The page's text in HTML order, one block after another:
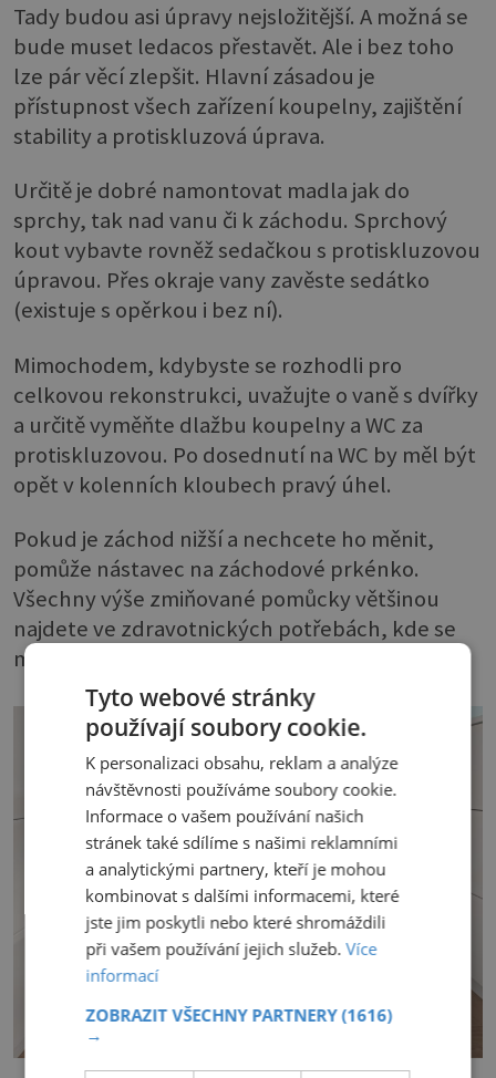
Tady budou asi úpravy nejsložitější. A možná se
bude muset ledacos přestavět. Ale i bez toho
lze pár věcí zlepšit. Hlavní zásadou je
přístupnost všech zařízení koupelny, zajištění
stability a protiskluzová úprava.
Určitě je dobré namontovat madla jak do
sprchy, tak nad vanu či k záchodu. Sprchový
kout vybavte rovněž sedačkou s protiskluzovou
úpravou. Přes okraje vany zavěste sedátko
(existuje s opěrkou i bez ní).
Mimochodem, kdybyste se rozhodli pro
celkovou rekonstrukci, uvažujte o vaně s dvířky
a určitě vyměňte dlažbu koupelny a WC za
protiskluzovou. Po dosednutí na WC by měl být
opět v kolenních kloubech pravý úhel.
Pokud je záchod nižší a nechcete ho měnit,
pomůže nástavec na záchodové prkénko.
Všechny výše zmiňované pomůcky většinou
najdete ve zdravotnických potřebách, kde se
můžete i poradit.
Tyto webové stránky
používají soubory cookie.
K personalizaci obsahu, reklam a analýze
návštěvnosti používáme soubory cookie.
Informace o vašem používání našich
stránek také sdílíme s našimi reklamními
a analytickými partnery, kteří je mohou
kombinovat s dalšími informacemi, které
jste jim poskytli nebo které shromáždili
při vašem používání jejich služeb.Více
informací
ZOBRAZIT VŠECHNY PARTNERY(1616)
→